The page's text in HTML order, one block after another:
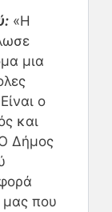
«Η
μια
ο
και
Δήμος
μας που